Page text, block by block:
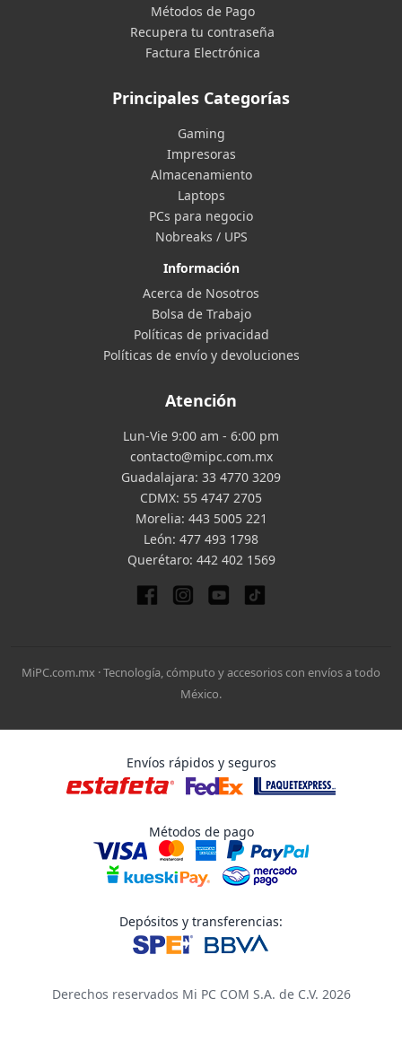
Métodos de Pago
Recupera tu contraseña
Factura Electrónica
Principales Categorías
Gaming
Impresoras
Almacenamiento
Laptops
PCs para negocio
Nobreaks / UPS
Información
Acerca de Nosotros
Bolsa de Trabajo
Políticas de privacidad
Políticas de envío y devoluciones
Atención
Lun-Vie 9:00 am - 6:00 pm
contacto@mipc.com.mx
Guadalajara: 33 4770 3209
CDMX: 55 4747 2705
Morelia: 443 5005 221
León: 477 493 1798
Querétaro: 442 402 1569
MiPC.com.mx · Tecnología, cómputo y accesorios con envíos a todo
México.
Envíos rápidos y seguros
Métodos de pago
Depósitos y transferencias:
Derechos reservados Mi PC COM S.A. de C.V. 2026